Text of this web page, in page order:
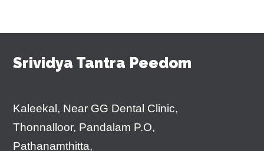
Srividya Tantra Peedom
Kaleekal, Near GG Dental Clinic,
Thonnalloor, Pandalam P.O,
Pathanamthitta,